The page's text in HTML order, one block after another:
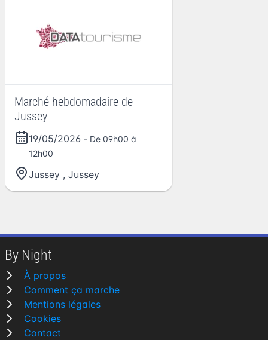
Marché hebdomadaire de
Jussey
19/05/2026 - De 09h00 à
12h00
Jussey , Jussey
By Night
À propos
Comment ça marche
Mentions légales
Cookies
Contact